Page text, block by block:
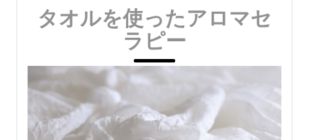
タオルを使ったアロマセ
ラピー